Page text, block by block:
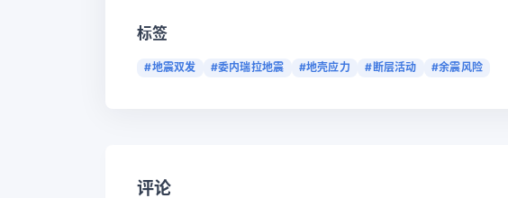
标签
#地震双发 #委内瑞拉地震 #地壳应力 #断层活动 #余震风险
评论